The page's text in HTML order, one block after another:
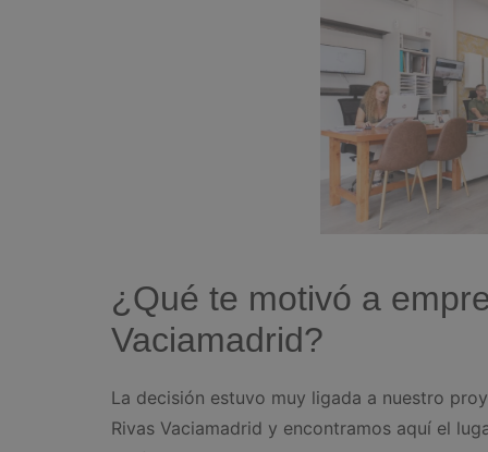
¿Qué te motivó a
Vaciamadrid?
La decisión estuvo muy ligada a nuestro
Rivas Vaciamadrid y encontramos aquí el